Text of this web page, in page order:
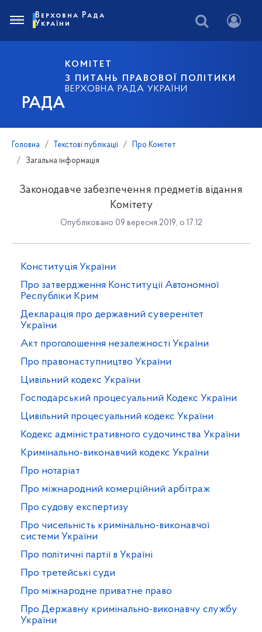
РАДА
КОМІТЕТ
З ПИТАНЬ ПРАВОВОЇ ПОЛІТИКИ
ВЕРХОВНА РАДА УКРАЇНИ
Верховна Рада
України
Головна Текстові публікації
Про Комітет
Загальна інформація
Законодавче забезпечення предметів відання
Комітету
Опубліковано 09 вересня 2019, о 17:12
Конституція України
Про затвердження Конституції Автономної
Республіки Крим
Декларація про державний суверенітет
України
Акт проголошення незалежності України
Про правонаступництво України
Цивільний кодекс України
Господарський процесуальний Кодекс України
Цивільний процесуальний кодекс України
Кодекс адміністративного судочинства України
Кримінально-виконавчий кодекс України
Про нотаріат
Про міжнародний комерційний арбітраж
Про судову експертизу
Про чисельність кримінально-виконавчої
системи України
Про політичні партії в Україні
Про третейські суди
Про міжнародне приватне право
Про Державну кримінально-виконавчу службу
України